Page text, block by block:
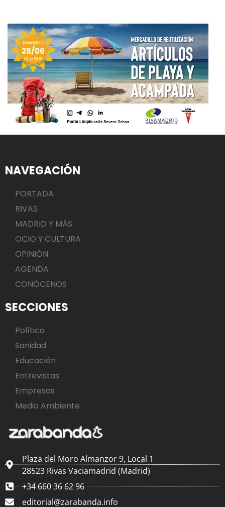
NAVEGACIÓN
PORTADA
RIVAS
MADRID Y MÁS
OCIO Y CULTURA
OPINIÓN
AGENDA
CONÓCENOS
SECCIONES
Política
Sanidad
Educación
Entrevistas
Empresas
Medio Ambiente
Plaza del Moro Almanzor 9, Local 1
28523 Rivas Vaciamadrid (Madrid)
+34 660 36 62 96
editorial@zarabanda.info